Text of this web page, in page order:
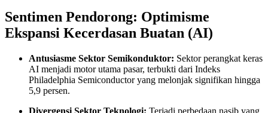
Sentimen Pendorong: Optimisme
Ekspansi Kecerdasan Buatan (AI)
Antusiasme Sektor Semikonduktor: Sektor perangkat keras
AI menjadi motor utama pasar, terbukti dari Indeks
Philadelphia Semiconductor yang melonjak signifikan hingga
5,9 persen.
Divergensi Sektor Teknologi: Terjadi perbedaan nasib yang